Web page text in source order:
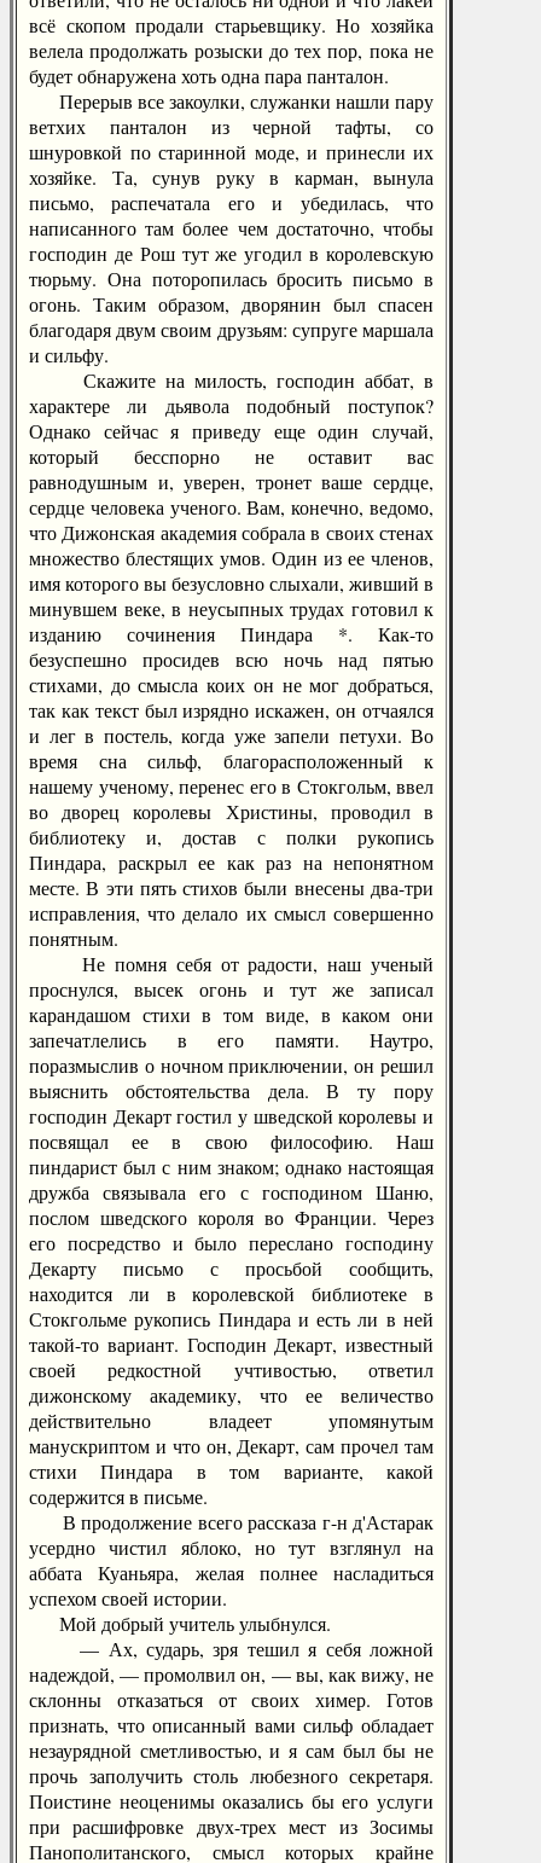
всё скопом продали старьевщику. Но хозяйка
велела продолжать розыски до тех пор, пока не
будет обнаружена хоть одна пара панталон.
Перерыв все закоулки, служанки нашли пару
ветхих панталон из черной тафты, со
шнуровкой по старинной моде, и принесли их
хозяйке. Та, сунув руку в карман, вынула
письмо, распечатала его и убедилась, что
написанного там более чем достаточно, чтобы
господин де Рош тут же угодил в королевскую
тюрьму. Она поторопилась бросить письмо в
огонь. Таким образом, дворянин был спасен
благодаря двум своим друзьям: супруге маршала
и сильфу.
Скажите на милость, господин аббат, в
характере ли дьявола подобный поступок?
Однако сейчас я приведу еще один случай,
который бесспорно не оставит вас
равнодушным и, уверен, тронет ваше сердце,
сердце человека ученого. Вам, конечно, ведомо,
что Дижонская академия собрала в своих стенах
множество блестящих умов. Один из ее членов,
имя которого вы безусловно слыхали, живший в
минувшем веке, в неусыпных трудах готовил к
изданию сочинения Пиндара *. Как-то
безуспешно просидев всю ночь над пятью
стихами, до смысла коих он не мог добраться,
так как текст был изрядно искажен, он отчаялся
и лег в постель, когда уже запели петухи. Во
время сна сильф, благорасположенный к
нашему ученому, перенес его в Стокгольм, ввел
во дворец королевы Христины, проводил в
библиотеку и, достав с полки рукопись
Пиндара, раскрыл ее как раз на непонятном
месте. В эти пять стихов были внесены два-три
исправления, что делало их смысл совершенно
понятным.
Не помня себя от радости, наш ученый
проснулся, высек огонь и тут же записал
карандашом стихи в том виде, в каком они
запечатлелись в его памяти. Наутро,
поразмыслив о ночном приключении, он решил
выяснить обстоятельства дела. В ту пору
господин Декарт гостил у шведской королевы и
посвящал ее в свою философию. Наш
пиндарист был с ним знаком; однако настоящая
дружба связывала его с господином Шаню,
послом шведского короля во Франции. Через
его посредство и было переслано господину
Декарту письмо с просьбой сообщить,
находится ли в королевской библиотеке в
Стокгольме рукопись Пиндара и есть ли в ней
такой-то вариант. Господин Декарт, известный
своей редкостной учтивостью, ответил
дижонскому академику, что ее величество
действительно владеет упомянутым
манускриптом и что он, Декарт, сам прочел там
стихи Пиндара в том варианте, какой
содержится в письме.
В продолжение всего рассказа г-н д'Астарак
усердно чистил яблоко, но тут взглянул на
аббата Куаньяра, желая полнее насладиться
успехом своей истории.
Мой добрый учитель улыбнулся.
— Ах, сударь, зря тешил я себя ложной
надеждой, — промолвил он, — вы, как вижу, не
склонны отказаться от своих химер. Готов
признать, что описанный вами сильф обладает
незаурядной сметливостью, и я сам был бы не
прочь заполучить столь любезного секретаря.
Поистине неоценимы оказались бы его услуги
при расшифровке двух-трех мест из Зосимы
Панополитанского, смысл которых крайне